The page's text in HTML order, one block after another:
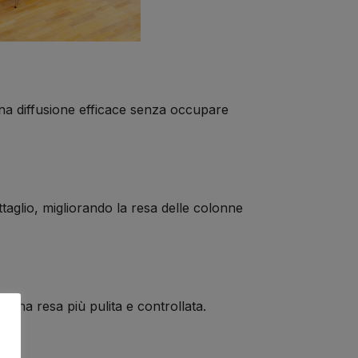
diffusione efficace senza occupare
migliorando la resa delle colonne
una resa più pulita e controllata.